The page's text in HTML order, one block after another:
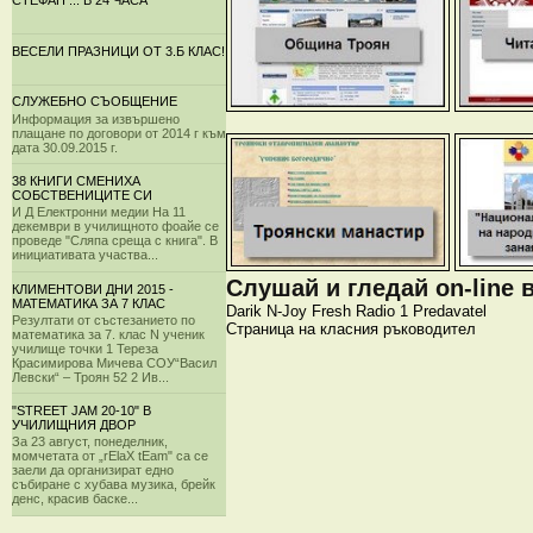
ВЕСЕЛИ ПРАЗНИЦИ ОТ 3.Б КЛАС!
СЛУЖЕБНО СЪОБЩЕНИЕ
Информация за извършено
плащане по договори от 2014 г към
дата 30.09.2015 г.
38 КНИГИ СМЕНИХА
СОБСТВЕНИЦИТЕ СИ
И Д Електронни медии На 11
декември в училищното фоайе се
проведе "Сляпа среща с книга". В
инициативата участва...
КЛИМЕНТОВИ ДНИ 2015 -
МАТЕМАТИКА ЗА 7 КЛАС
Резултати от състезанието по
математика за 7. клас N ученик
училище точки 1 Тереза
Красимирова Мичева СОУ“Васил
Левски“ – Троян 52 2 Ив...
"STREET JAM 20-10" В
УЧИЛИЩНИЯ ДВОР
За 23 август, понеделник,
момчетата от „rElaX tEam" са се
заели да организират едно
събиране с хубава музика, брейк
денс, красив баске...
Слушай и гледай on-line
Darik N-Joy Fresh Radio 1 Predavatel
Страница на класния ръководител